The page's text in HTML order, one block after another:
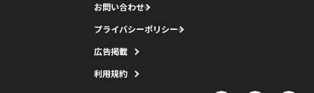
お問い合わせ
プライバシーポリシー
広告掲載
利用規約